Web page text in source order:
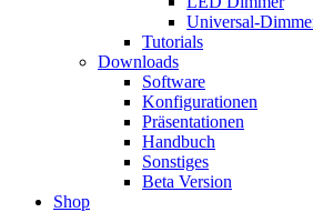
Universal-
Tutorials
Downloads
Software
Konfigurationen
Präsentationen
Handbuch
Sonstiges
Beta Version
Shop